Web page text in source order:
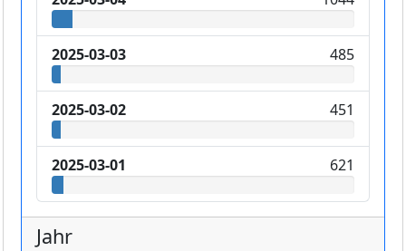
2025-03-03 485
2025-03-02 451
2025-03-01 621
Jahr